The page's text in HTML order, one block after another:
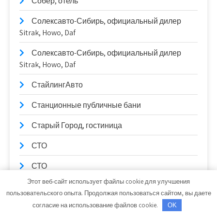
Солексавто-Сибирь, официальный дилер
Sitrak, Howo, Daf
Солексавто-Сибирь, официальный дилер
Sitrak, Howo, Daf
СтайлингАвто
Станционные публичные бани
Старый Город, гостиница
СТО
СТО
Стройландия
Тайм-аут, автомойка
Этот веб-сайт использует файлы cookie для улучшения
пользовательского опыта. Продолжая пользоваться сайтом, вы даете
согласие на использование файлов cookie.
OK